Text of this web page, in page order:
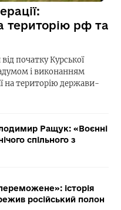
територію рф та
початку Курської
і виконанням
на територію держави-
Ращук: «Воєнні
спільного з
історія
російський полон